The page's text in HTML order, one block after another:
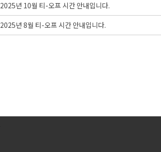
2025년 10월 티-오프 시간 안내입니다.
2025년 8월 티-오프 시간 안내입니다.